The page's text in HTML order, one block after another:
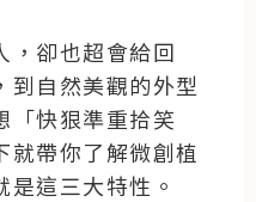
，卻也超會給回
到自然美觀的外型
「快狠準重拾笑
就帶你了解微創植
這三大特性。